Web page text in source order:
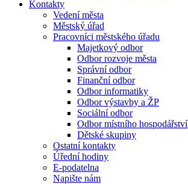
Kontakty
Vedení města
Městský úřad
Pracovníci městského úřadu
Majetkový odbor
Odbor rozvoje města
Správní odbor
Finanční odbor
Odbor informatiky
Odbor výstavby a ŽP
Sociální odbor
Odbor místního hospodářství
Dětské skupiny
Ostatní kontakty
Úřední hodiny
E-podatelna
Napište nám